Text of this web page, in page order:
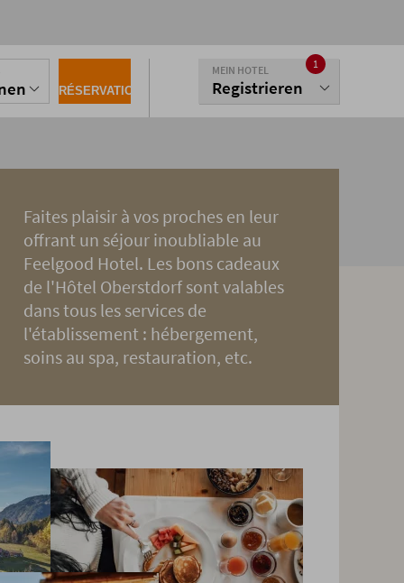
RÉSERVATION
MEIN HOTEL
Registrieren
1
Faites plaisir à vos proches en leur
offrant un séjour inoubliable au
Feelgood Hotel. Les bons cadeaux
de l'Hôtel Oberstdorf sont valables
dans tous les services de
l'établissement : hébergement,
soins au spa, restauration, etc.